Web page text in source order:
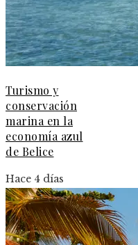
Turismo y
conservación
marina en la
economía azul
de Belice
Hace 4 días